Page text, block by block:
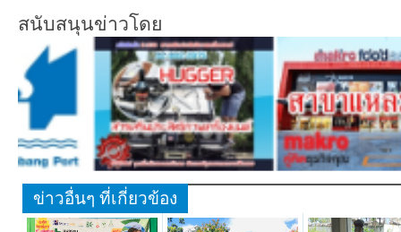
สนับสนุนข่าวโดย
ข่าวอื่นๆ ที่เกี่ยวข้อง